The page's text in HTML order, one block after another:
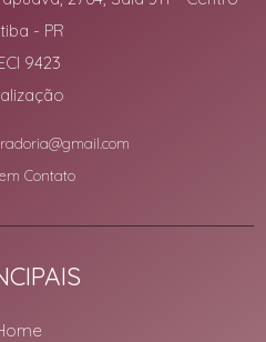
- PR
9423
Contato